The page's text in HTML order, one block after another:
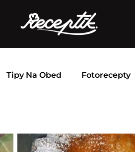
Tipy Na Obed Fotorecepty